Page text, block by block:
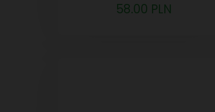
58.00 PLN